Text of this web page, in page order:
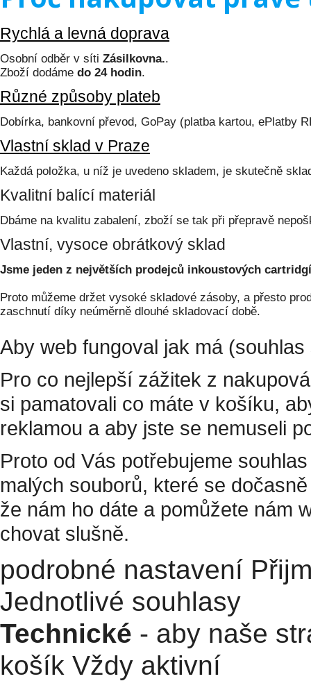
Rychlá a levná doprava
Osobní odběr v síti Zásilkovna..
Zboží dodáme do 24 hodin.
Různé způsoby plateb
Dobírka, bankovní převod, GoPay (platba kartou, ePlatby
Vlastní sklad v Praze
Každá položka, u níž je uvedeno skladem, je skutečně
Kvalitní balící materiál
Dbáme na kvalitu zabalení, zboží se tak při přepravě
Vlastní, vysoce obrátkový sklad
Jsme jeden z největších prodejců inkoustových
Proto můžeme držet vysoké skladové zásoby, a přesto
zaschnutí díky neúměrně dlouhé skladovací době.
Aby web fungoval jak má
Pro co nejlepší zážitek z
si pamatovali co máte v košíku,
reklamou a aby jste se nemuseli
Proto od Vás potřebujeme
malých souborů, které se
že nám ho dáte a pomůžete nám
chovat slušně.
podrobné nastavení
Jednotlivé souhlasy
Technické - aby naše
košík Vždy aktivní